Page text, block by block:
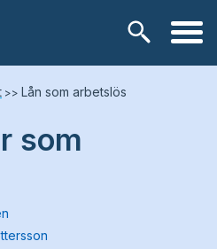
>> Lån som arbetslös
som